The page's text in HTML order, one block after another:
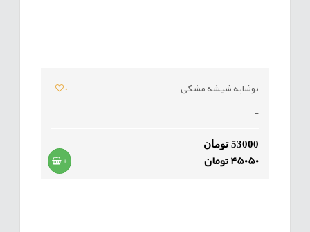
نوشابه شیشه مشکی
0
-
53000 تومان
45050 تومان +